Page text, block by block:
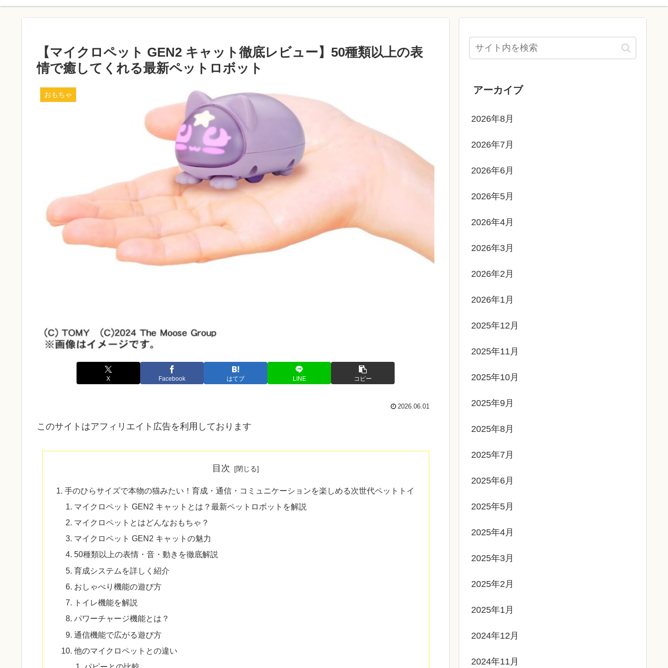
【マイクロペット GEN2 キャット徹底レビュー】50種類以上の表
情で癒してくれる最新ペットロボット
おもちゃ
X Facebook はてブ LINE コピー
2026.06.01
このサイトはアフィリエイト広告を利用しております
目次
手のひらサイズで本物の猫みたい！育成・通信・コミュニケーションを楽しめる次世代ペットトイ
マイクロペット GEN2 キャットとは？最新ペットロボットを解説
マイクロペットとはどんなおもちゃ？
マイクロペット GEN2 キャットの魅力
50種類以上の表情・音・動きを徹底解説
育成システムを詳しく紹介
おしゃべり機能の遊び方
トイレ機能を解説
パワーチャージ機能とは？
通信機能で広がる遊び方
他のマイクロペットとの違い
アーカイブ
2026年8月
2026年7月
2026年6月
2026年5月
2026年4月
2026年3月
2026年2月
2026年1月
2025年12月
2025年11月
2025年10月
2025年9月
2025年8月
2025年7月
2025年6月
2025年5月
2025年4月
2025年3月
2025年2月
2025年1月
2024年12月
2024年11月